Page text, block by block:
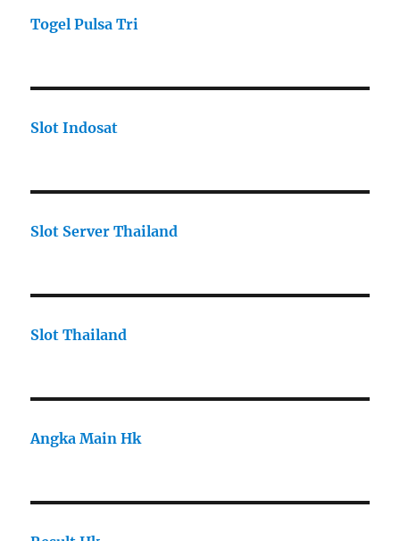
Togel Pulsa Tri
Slot Indosat
Slot Server Thailand
Slot Thailand
Angka Main Hk